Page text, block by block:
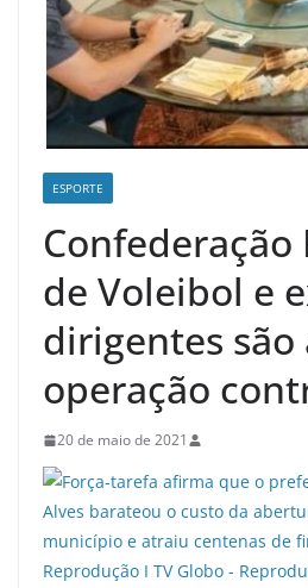
ESPORTE
Confederação
de Voleibol e
dirigentes são
operação
20 de maio de 2021